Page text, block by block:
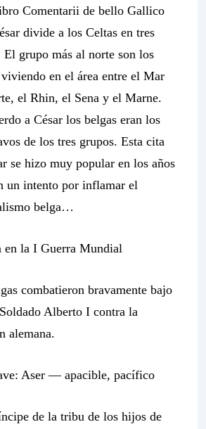
Comentarii de bello Gallico
divide a los Celtas en tres
El grupo más al norte son los
en el área entre el Mar
el Rhin, el Sena y el Marne.
a César los belgas eran los
de los tres grupos. Esta cita
se hizo muy popular en los años
un intento por inflamar el
belga…
en la I Guerra Mundial
combatieron bravamente bajo
Alberto I contra la
alemana.
Aser —apacible, pacífico
de la tribu de los hijos de